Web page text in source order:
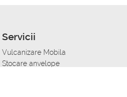
Servicii
Vulcanizare Mobila
Stocare anvelope